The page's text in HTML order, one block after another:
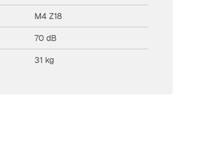
M4 Z18
70 dB
31 kg